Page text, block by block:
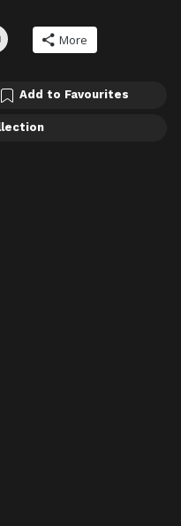
More
Add to Favourites